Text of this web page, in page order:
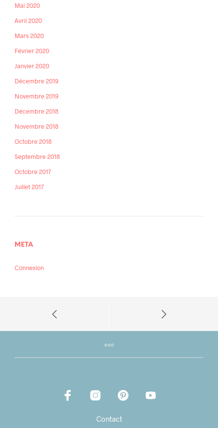
Mai 2020
Avril 2020
Mars 2020
Février 2020
Janvier 2020
Décembre 2019
Novembre 2019
Décembre 2018
Novembre 2018
Octobre 2018
Septembre 2018
Octobre 2017
Juillet 2017
META
Connexion
Contact